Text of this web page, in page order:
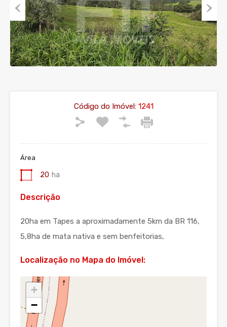
Previous Next
Código do Imóvel:1241
Área
20 ha
Descrição
20ha em Tapes a aproximadamente 5km da BR 116,
5,8ha de mata nativa e sem benfeitorias,
Localização no Mapa do Imóvel:
+
−